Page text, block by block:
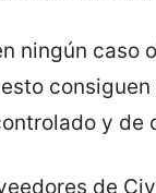
ningún
y de
de